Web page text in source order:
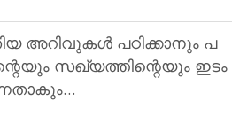
അറിവുകള്‍ പഠിക്കാനും പ
സഖ്യത്തിന്റെയും ഇടം